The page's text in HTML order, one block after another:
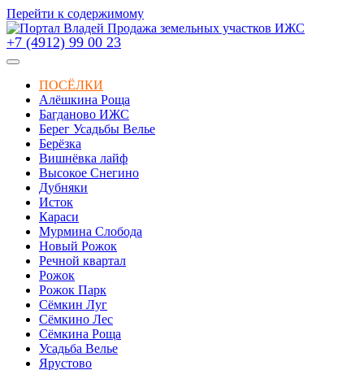
Перейти к содержимому
+7 (4912) 99 00 23
ПОСЁЛКИ
Алёшкина Роща
Багданово ИЖС
Берег Усадьбы Велье
Берёзка
Вишнёвка лайф
Высокое Снегино
Дубняки
Исток
Караси
Мурмина Слобода
Новый Рожок
Речной квартал
Рожок
Рожок Парк
Сёмкин Луг
Сёмкино Лес
Сёмкина Роща
Усадьба Велье
Ярустово